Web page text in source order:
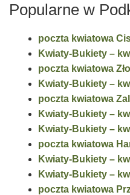
Popularne w
poczta kwiatowa
Kwiaty-Bukiety –
poczta kwiatowa
Kwiaty-Bukiety –
poczta kwiatowa
Kwiaty-Bukiety –
Kwiaty-Bukiety –
poczta kwiatowa
Kwiaty-Bukiety –
Kwiaty-Bukiety –
poczta kwiatowa